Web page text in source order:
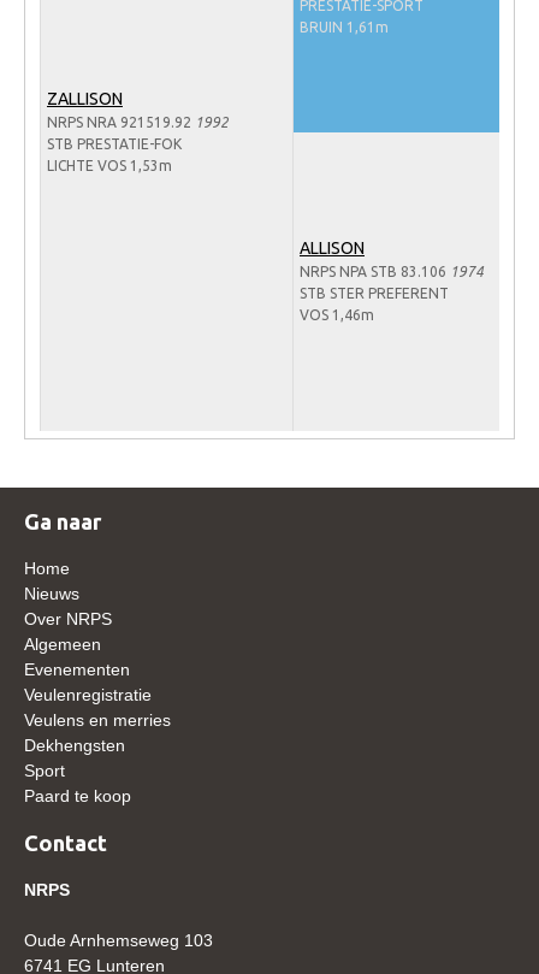
Fokkerij informatie
Fokprogramma's en registratie
Hengstenselectie
Informatie Hengstenkeuring
AANMELDEN HENGSTENKEURING ONDER HET
ZADEL 2026
Verrichtingsonderzoek 2025-2026
Verrichtingsonderzoek 2022-2023
ZALLISON
NRPS NRA 921519.92 1992
STB PRESTATIE-FOK
LICHTE VOS 1,53m
PRESTATIE-SPORT
BRUIN 1,61m
ALLISON
NRPS NPA STB 83.106 1974
STB STER PREFERENT
VOS 1,46m
Ga naar
Home
Nieuws
Over NRPS
Algemeen
Evenementen
Veulenregistratie
Veulens en merries
Dekhengsten
Sport
Paard te koop
Contact
NRPS
Oude Arnhemseweg 103
6741 EG Lunteren